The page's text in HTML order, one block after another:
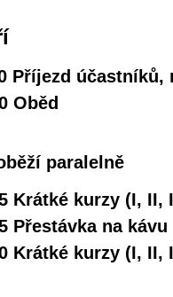
Příjezd účastníků,
Oběd
paralelně
Krátké kurzy (I, II,
Přestávka na kávu
Krátké kurzy (I, II,